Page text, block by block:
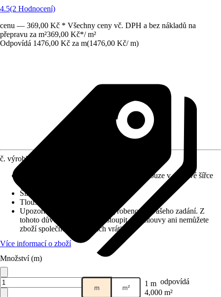
4.5(2 Hodnocení)
cenu — 369,00 Kč * Všechny ceny vč. DPH a bez nákladů na
přepravu za m²369,00 Kč*/ m²
Odpovídá 1476,00 Kč za m(1476,00 Kč/ m)
Prodej přes: HORNBACH
č. výrobku
Odběr možný pouze v celkové šířce
Šířka
Tloušťka nášlapu
Upozornění: toto zboží bylo vyrobeno dle vašeho zadání. Z
tohoto důvodu nemůžete odstoupit od smlouvy ani nemůžete
zboží společnosti Hornbach vrátit.
Více informací o zboží
Množství (m)
m m² 1 m odpovídá
4,000 m²